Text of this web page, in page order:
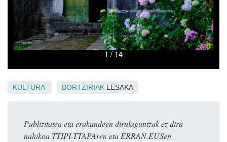
KULTURA BORTZIRIAK LESAKA
Publizitatea eta erakundeen dirulaguntzak ez dira
nahikoa TTIPI-TTAPAren eta ERRAN.EUSen